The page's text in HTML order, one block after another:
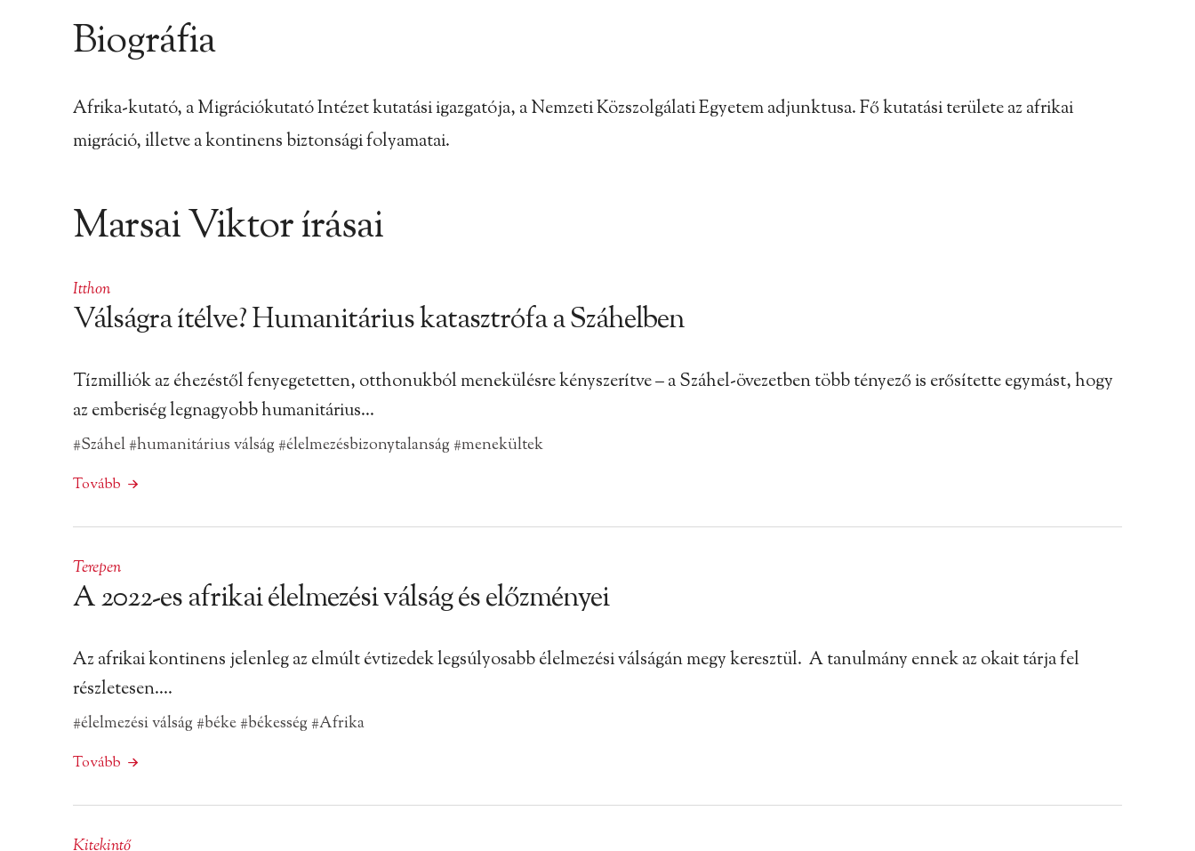
Biográfia
Afrika-kutató, a Migrációkutató Intézet kutatási igazgatója, a Nemzeti Közszolgálati Egyetem adjunktusa. Fő kutatási területe az afrikai
migráció, illetve a kontinens biztonsági folyamatai.
Marsai Viktor írásai
Itthon
Válságra ítélve? Humanitárius katasztrófa a Száhelben
Tízmilliók az éhezéstől fenyegetetten, otthonukból menekülésre kényszerítve – a Száhel-övezetben több tényező is erősítette egymást, hogy
az emberiség legnagyobb humanitárius…
#Száhel#humanitárius válság#élelmezésbizonytalanság#menekültek
Tovább
Terepen
A 2022-es afrikai élelmezési válság és előzményei
Az afrikai kontinens jelenleg az elmúlt évtizedek legsúlyosabb élelmezési válságán megy keresztül. A tanulmány ennek az okait tárja fel
részletesen….
#élelmezési válság#béke#békesség#Afrika
Tovább